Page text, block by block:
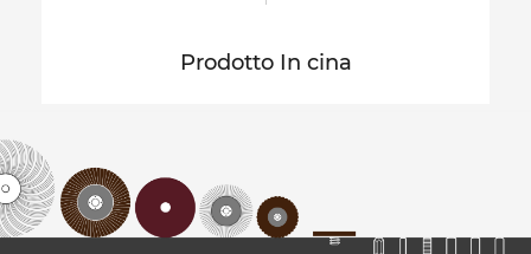
Prodotto In cina